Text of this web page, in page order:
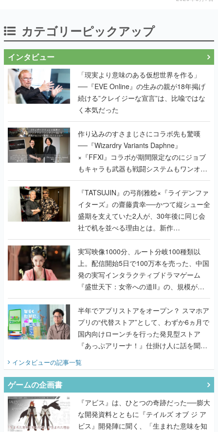
カテゴリーピックアップ
インタビュー
「現実より意味のある仮想世界を作る」
──『EVE Online』の生みの親が18年掲げ
続ける”クレイジーな宣言”は、比喩ではな
く本気だった
作り込みのすさまじさにコラボ先も驚嘆
──『Wizardry Variants Daphne』
×『FFXI』コラボが期間限定なのにジョブ
もキャラも武器も戦闘システムもワンオフ
で作り込まれた理由を両ディレクターに聞
く
『TATSUJIN』の弓削雅稔×『ライデンファ
イターズ』の齋藤貴幸──かつて縦シュー全
盛期を支えていた2人が、30年後に同じ会
社で机を並べる理由とは。新作
『TATSUJIN EXTREME』で初タッグを組
んだレジェンド2人に訊く開発秘話
実写映像1000分、ルート分岐100種類以
上。配信開始5日で100万本を売った、中国
発の実写インタラクティブドラマゲーム
『盛世天下：女帝への道II』の、規模が違
うこだわりをプロデューサーに聞いた
半年でアプリストアをオープン？ スマホア
プリの“代替ストア”として、わずか6ヵ月で
国内向けローンチを行った発見型ストア
『あっぷアリーナ！』仕掛け人に話を聞い
てみた
インタビューの記事一覧
ゲームの企画書
『アビス』は、ひとつの奇跡だった──膨大
な開発資料とともに『テイルズ オブ ジ ア
ビス』開発陣に聞く、「生まれた意味を知